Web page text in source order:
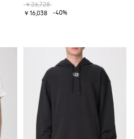
￥26,728
￥16,038
-40%